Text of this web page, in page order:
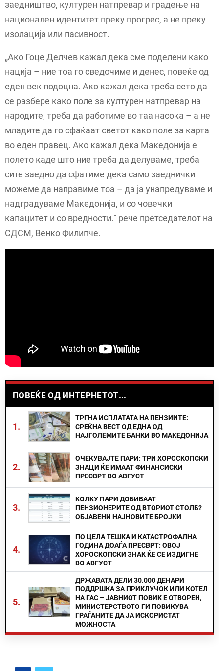
заедништво, културен натпревар и градење на
национален идентитет преку прогрес, а не преку
изолација или пасивност.
„Ако Гоце Делчев кажал дека сме поделени како
нација – ние тоа го сведочиме и денес, повеќе од
еден век подоцна. Ако кажал дека треба сето да
се разбере како поле за културен натпревар на
народите, треба да работиме во таа насока – а не
младите да го сфаќаат светот како поле за карта
во еден правец. Ако кажал дека Македонија е
полето каде што ние треба да делуваме, треба
сите заедно да сфатиме дека само заеднички
можеме да направиме тоа – да ја унапредуваме и
надградуваме Македонија, и со човечки
капацитет и со вредности.“ рече претседателот на
СДСМ, Венко Филипче.
ПОВЕЌЕ ОД ИНТЕРНЕТОТ...
1.
ТРГНА ИСПЛАТАТА НА ПЕНЗИИТЕ:
СРЕЌНА ВЕСТ ОД ЕДНА ОД
НАЈГОЛЕМИТЕ БАНКИ ВО МАКЕДОНИЈА
2.
ОЧЕКУВАЈТЕ ПАРИ: ТРИ ХОРОСКОПСКИ
ЗНАЦИ ЌЕ ИМААТ ФИНАНСИСКИ
ПРЕСВРТ ВО АВГУСТ
3.
КОЛКУ ПАРИ ДОБИВААТ
ПЕНЗИОНЕРИТЕ ОД ВТОРИОТ СТОЛБ?
ОБЈАВЕНИ НАЈНОВИТЕ БРОЈКИ
4.
ПО ЦЕЛА ТЕШКА И КАТАСТРОФАЛНА
ГОДИНА ДОАЃА ПРЕСВРТ: ОВОЈ
ХОРОСКОПСКИ ЗНАК ЌЕ СЕ ИЗДИГНЕ
ВО АВГУСТ
5.
ДРЖАВАТА ДЕЛИ 30.000 ДЕНАРИ
ПОДДРШКА ЗА ПРИКЛУЧОК ИЛИ КОТЕЛ
НА ГАС – ЈАВНИОТ ПОВИК Е ОТВОРЕН,
МИНИСТЕРСТВОТО ГИ ПОВИКУВА
ГРАЃАНИТЕ ДА ЈА ИСКОРИСТАТ
МОЖНОСТА